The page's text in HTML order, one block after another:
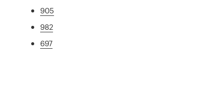
905
982
697